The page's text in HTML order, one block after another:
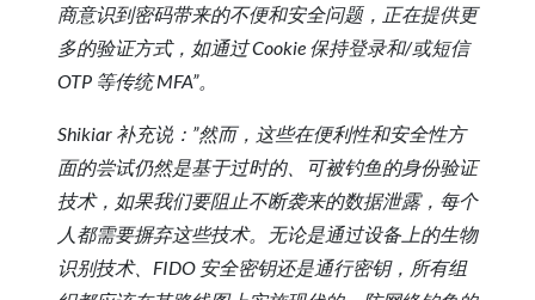
商意识到密码带来的不便和安全问题，正在提供更
多的验证方式，如通过 Cookie 保持登录和/或短信
OTP 等传统 MFA”。
Shikiar 补充说：”然而，这些在便利性和安全性方
面的尝试仍然是基于过时的、可被钓鱼的身份验证
技术，如果我们要阻止不断袭来的数据泄露，每个
人都需要摒弃这些技术。无论是通过设备上的生物
识别技术、FIDO 安全密钥还是通行密钥，所有组